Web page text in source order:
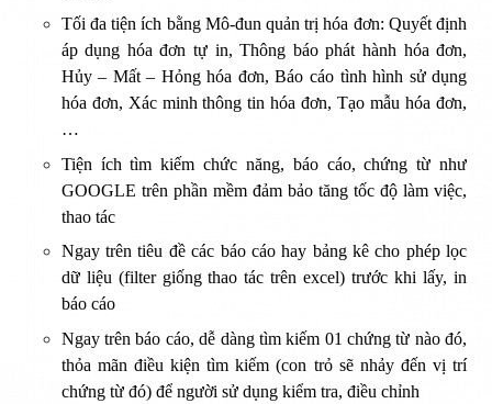
Tối đa tiện ích bằng Mô-đun quản trị hóa đơn: Quyết định
áp dụng hóa đơn tự in, Thông báo phát hành hóa đơn,
Hủy – Mất – Hỏng hóa đơn, Báo cáo tình hình sử dụng
hóa đơn, Xác minh thông tin hóa đơn, Tạo mẫu hóa đơn,
…
Tiện ích tìm kiếm chức năng, báo cáo, chứng từ như
GOOGLE trên phần mềm đảm bảo tăng tốc độ làm việc,
thao tác
Ngay trên tiêu đề các báo cáo hay bảng kê cho phép lọc
dữ liệu (filter giống thao tác trên excel) trước khi lấy, in
báo cáo
Ngay trên báo cáo, dễ dàng tìm kiếm 01 chứng từ nào đó,
thỏa mãn điều kiện tìm kiếm (con trỏ sẽ nhảy đến vị trí
chứng từ đó) để người sử dụng kiểm tra, điều chỉnh